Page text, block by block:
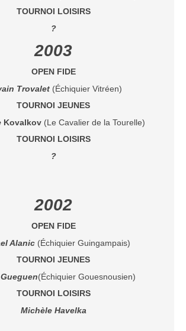
TOURNOI LOISIRS
?
2003
OPEN FIDE
Trovalet (Échiquier Vitréen)
TOURNOI JEUNES
Kovalkov(Le Cavalier de la Tourelle)
TOURNOI LOISIRS
?
2002
OPEN FIDE
Alanic(Échiquier Guingampais)
TOURNOI JEUNES
(Échiquier Gouesnousien)
TOURNOI LOISIRS
Michèle Havelka